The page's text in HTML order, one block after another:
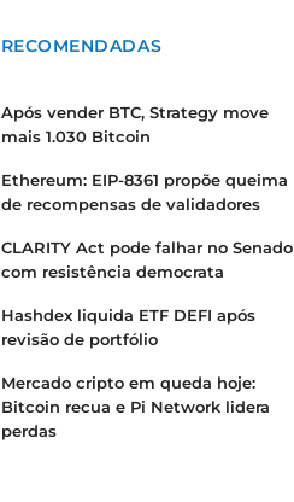
RECOMENDADAS
Após vender BTC, Strategy move
mais 1.030 Bitcoin
Ethereum: EIP-8361 propõe queima
de recompensas de validadores
CLARITY Act pode falhar no Senado
com resistência democrata
Hashdex liquida ETF DEFI após
revisão de portfólio
Mercado cripto em queda hoje:
Bitcoin recua e Pi Network lidera
perdas